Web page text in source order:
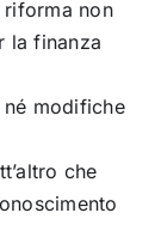
riforma non
la finanza
modifiche
che